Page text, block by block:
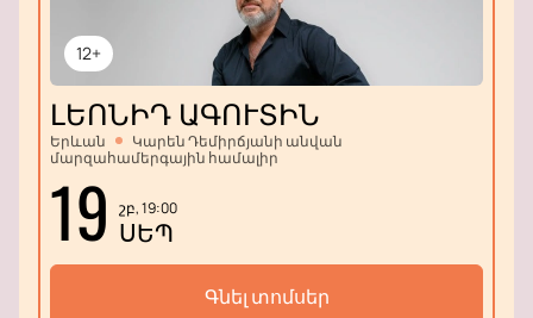
12+
ԼԵՈՆԻԴ ԱԳՈՒՏԻՆ
Երևան
Կարեն Դեմիրճյանի անվան
մարզահամերգային համալիր
19 շբ, 19:00
ՍԵՊ
Գնել տոմսեր